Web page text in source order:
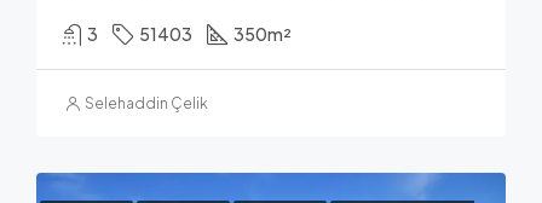
3 51403 350m²
Selehaddin Çelik